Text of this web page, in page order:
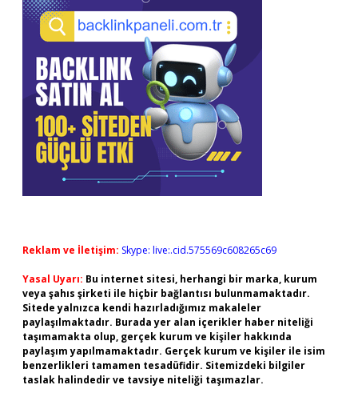
Reklam ve İletişim: Skype: live:.cid.575569c608265c69
Yasal Uyarı: Bu internet sitesi, herhangi bir marka, kurum
veya şahıs şirketi ile hiçbir bağlantısı bulunmamaktadır.
Sitede yalnızca kendi hazırladığımız makaleler
paylaşılmaktadır. Burada yer alan içerikler haber niteliği
taşımamakta olup, gerçek kurum ve kişiler hakkında
paylaşım yapılmamaktadır. Gerçek kurum ve kişiler ile isim
benzerlikleri tamamen tesadüfidir. Sitemizdeki bilgiler
taslak halindedir ve tavsiye niteliği taşımazlar.